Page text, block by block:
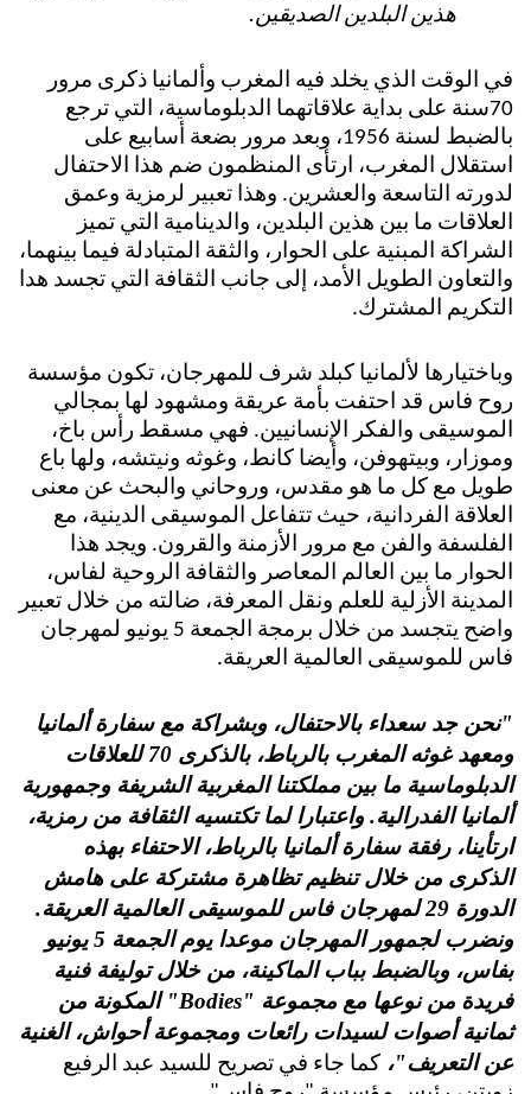
هذين البلدين الصديقين.
في الوقت الذي يخلد فيه المغرب وألمانيا ذكرى مرور
70سنة على بداية علاقاتهما الدبلوماسية، التي ترجع
بالضبط لسنة 1956، وبعد مرور بضعة أسابيع على
استقلال المغرب، ارتأى المنظمون ضم هذا الاحتفال
لدورته التاسعة والعشرين. وهذا تعبير لرمزية وعمق
العلاقات ما بين هذين البلدين، والدينامية التي تميز
الشراكة المبنية على الحوار، والثقة المتبادلة فيما بينهما،
والتعاون الطويل الأمد، إلى جانب الثقافة التي تجسد هدا
التكريم المشترك.
وباختيارها لألمانيا كبلد شرف للمهرجان، تكون مؤسسة
روح فاس قد احتفت بأمة عريقة ومشهود لها بمجالي
الموسيقى والفكر الإنسانيين. فهي مسقط رأس باخ،
وموزار، وبيتهوفن، وأيضا كانط، وغوثه ونيتشه، ولها باع
طويل مع كل ما هو مقدس، وروحاني والبحث عن معنى
العلاقة الفردانية، حيث تتفاعل الموسيقى الدينية، مع
الفلسفة والفن مع مرور الأزمنة والقرون. ويجد هذا
الحوار ما بين العالم المعاصر والثقافة الروحية لفاس،
المدينة الأزلية للعلم ونقل المعرفة، ضالته من خلال تعبير
واضح يتجسد من خلال برمجة الجمعة 5 يونيو لمهرجان
فاس للموسيقى العالمية العريقة.
"نحن جد سعداء بالاحتفال، وبشراكة مع سفارة ألمانيا
ومعهد غوثه المغرب بالرباط، بالذكرى 70 للعلاقات
الدبلوماسية ما بين مملكتنا المغربية الشريفة وجمهورية
ألمانيا الفدرالية. واعتبارا لما تكتسيه الثقافة من رمزية،
ارتأينا، رفقة سفارة ألمانيا بالرباط، الاحتفاء بهذه
الذكرى من خلال تنظيم تظاهرة مشتركة على هامش
الدورة 29 لمهرجان فاس للموسيقى العالمية العريقة.
ونضرب لجمهور المهرجان موعدا يوم الجمعة 5 يونيو
بفاس، وبالضبط بباب الماكينة، من خلال توليفة فنية
فريدة من نوعها مع مجموعة "Bodies" المكونة من
ثمانية أصوات لسيدات رائعات ومجموعة أحواش، الغنية
عن التعريف"، كما جاء في تصريح للسيد عبد الرفيع